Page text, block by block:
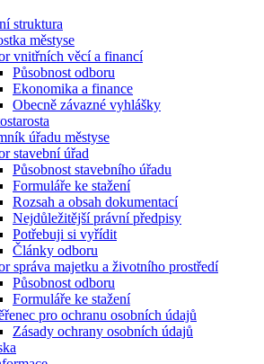
struktura
městyse
vnitřních věcí a financí
Působnost odboru
Ekonomika a finance
Obecně závazné vyhlášky
úřadu městyse
stavební úřad
Působnost stavebního úřadu
Formuláře ke stažení
Rozsah a obsah dokumentací
Nejdůležitější právní předpisy
Potřebuji si vyřídit
Články odboru
správa majetku a životního prostředí
Působnost odboru
Formuláře ke stažení
pro ochranu osobních údajů
Zásady ochrany osobních údajů